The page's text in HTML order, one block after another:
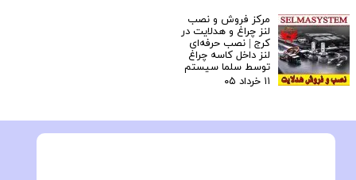
مرکز فروش و نصب
لنز چراغ و هدلایت در
کرج | نصب حرفه‌ای
لنز داخل کاسه چراغ
توسط سلما سیستم
۱۱ خرداد ۰۵